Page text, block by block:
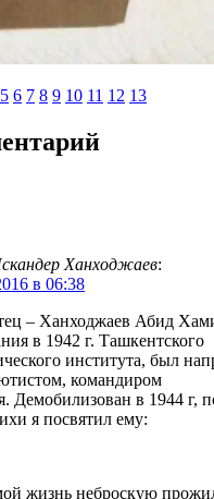
5 6 7 8 9 10 11 12 13
Ханходжаев:
в 06:38
– Ханходжаев Абид
в 1942 г. Ташкентского
института, был
командиром
Демобилизован в 1944 г,
я посвятил ему:
жизнь неброскую